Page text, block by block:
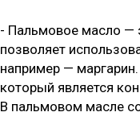
- Пальмовое масло —
позволяет
например — маргарин.
который является
В пальмовом масле